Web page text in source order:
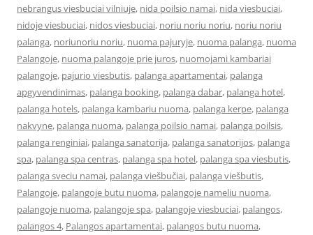
nebrangus viesbuciai vilniuje, nida poilsio namai, nida viesbuciai,
nidoje viesbuciai, nidos viesbuciai, noriu noriu noriu, noriu noriu
palanga, noriunoriu noriu, nuoma pajuryje, nuoma palanga, nuoma
Palangoje, nuoma palangoje prie juros, nuomojami kambariai
palangoje, pajurio viesbutis, palanga apartamentai, palanga
apgyvendinimas, palanga booking, palanga dabar, palanga hotel,
palanga hotels, palanga kambariu nuoma, palanga kerpe, palanga
nakvyne, palanga nuoma, palanga poilsio namai, palanga poilsis,
palanga renginiai, palanga sanatorija, palanga sanatorijos, palanga
spa, palanga spa centras, palanga spa hotel, palanga spa viesbutis,
palanga sveciu namai, palanga viešbučiai, palanga viešbutis,
Palangoje, palangoje butu nuoma, palangoje nameliu nuoma,
palangoje nuoma, palangoje spa, palangoje viesbuciai, palangos,
palangos 4, Palangos apartamentai, palangos butu nuoma,